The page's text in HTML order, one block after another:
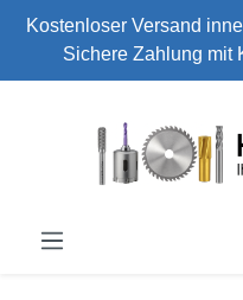
Zum Hauptinhalt springen
Kostenloser Versand
Sichere Zahlung mit